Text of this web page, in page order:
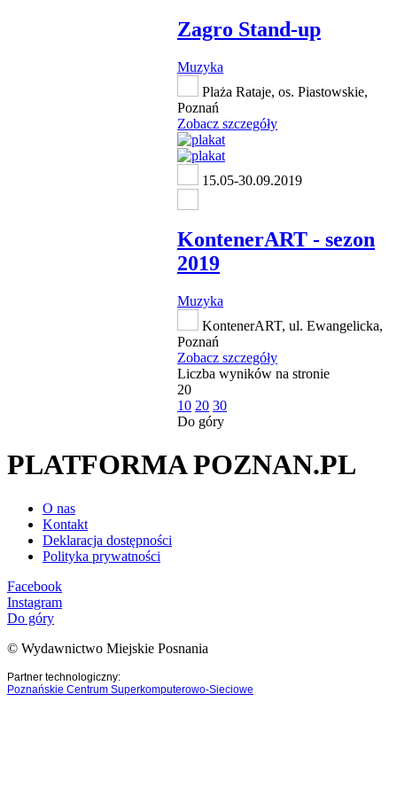
Zagro Stand-up
Muzyka
Plaża Rataje, os. Piastowskie,
Poznań
Zobacz szczegóły
15.05-30.09.2019
KontenerART - sezon
2019
Muzyka
KontenerART, ul. Ewangelicka,
Poznań
Zobacz szczegóły
Liczba wyników na stronie
20
10 20 30
Do góry
PLATFORMA POZNAN.PL
O nas
Kontakt
Deklaracja dostępności
Polityka prywatności
Facebook
Instagram
Do góry
© Wydawnictwo Miejskie Posnania
Partner technologiczny:
Poznańskie Centrum Superkomputerowo-Sieciowe